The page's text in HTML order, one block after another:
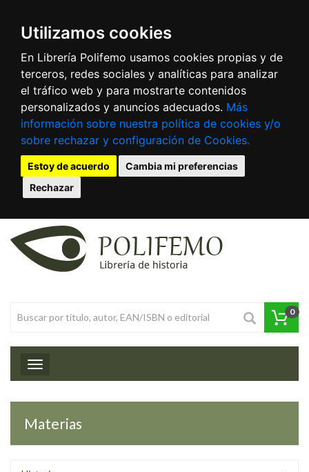
Utilizamos cookies
En Librería Polifemo usamos cookies propias y de
terceros, redes sociales y analíticas para analizar
el tráfico web y para mostrarte contenidos
personalizados y anuncios adecuados. Más
información sobre nuestra política de cookies y/o
sobre rechazar y configuración de Cookies.
Estoy de acuerdo
Cambia mi preferencias
Rechazar
0
Toggle navigation
Materias